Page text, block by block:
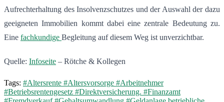
Aufrechterhaltung des Insolvenzschutzes und der Auswahl der dazu
geeigneten Immobilien kommt dabei eine zentrale Bedeutung zu.
Eine fachkundige Begleitung auf diesem Weg ist unverzichtbar.
Quelle: Infoseite – Rötche & Kollegen
Tags: #Altersrente #Altersvorsorge #Arbeitnehmer
#Betriebsrentengesetz #Direktversicherung. #Finanzamt